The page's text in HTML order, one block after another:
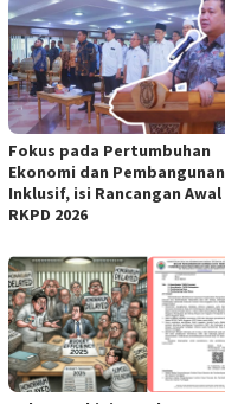
Fokus pada Pertumbuhan
Ekonomi dan Pembangunan
Inklusif, isi Rancangan Awal
RKPD 2026